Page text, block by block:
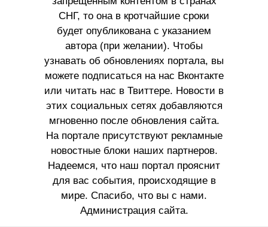
СНГ, то она в кротчайшие сроки
будет опубликована с указанием
автора (при желании). Чтобы
узнавать об обновлениях портала, вы
можете подписаться на нас Вконтакте
или читать нас в Твиттере. Новости в
этих социальных сетях добавляются
мгновенно после обновления сайта.
На портале присутствуют рекламные
новостные блоки наших партнеров.
Надеемся, что наш портал прояснит
для вас события, происходящие в
мире. Спасибо, что вы с нами.
Администрация сайта.